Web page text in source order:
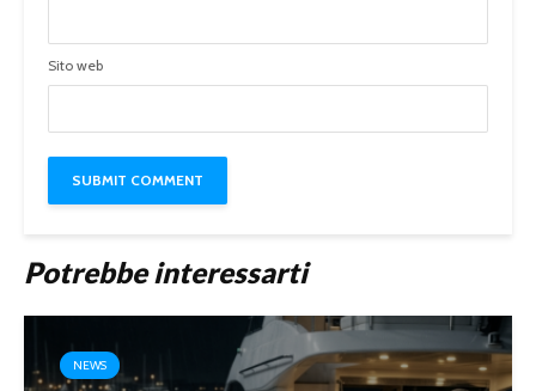
Sito web
Potrebbe interessarti
NEWS